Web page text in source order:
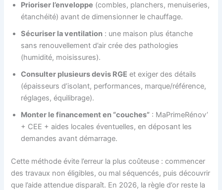
Prioriser l’enveloppe (combles, planchers, menuiseries,
étanchéité) avant de dimensionner le chauffage.
Sécuriser la ventilation : une maison plus étanche
sans renouvellement d’air crée des pathologies
(humidité, moisissures).
Consulter plusieurs devis RGE et exiger des détails
(épaisseurs d’isolant, performances, marque/référence,
réglages, équilibrage).
Monter le financement en “couches” : MaPrimeRénov’
+ CEE + aides locales éventuelles, en déposant les
demandes avant démarrage.
Cette méthode évite l’erreur la plus coûteuse : commencer
des travaux non éligibles, ou mal séquencés, puis découvrir
que l’aide attendue disparaît. En 2026, la règle d’or reste la